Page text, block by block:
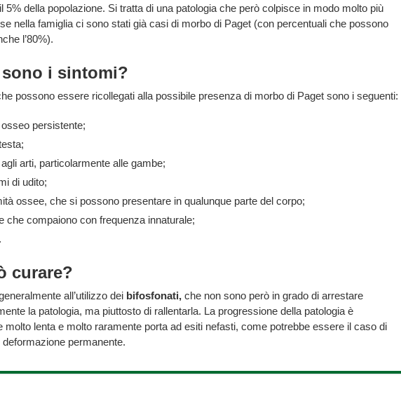
5% della popolazione. Si tratta di una patologia che però colpisce in modo molto più
nella famiglia ci sono stati già casi di morbo di Paget (con percentuali che possono
l’80%).
i sintomi?
possono essere ricollegati alla possibile presenza di morbo di Paget sono i seguenti:
persistente;
arti, particolarmente alle gambe;
di udito;
ossee, che si possono presentare in qualunque parte del corpo;
che compaiono con frequenza innaturale;
curare?
all’utilizzo dei bifosfonati,che non sono però in grado di arrestare
la patologia, ma piuttosto di rallentarla. La progressione della patologia è
molto lenta e molto raramente porta ad esiti nefasti, come potrebbe essere il caso di
deformazione permanente.